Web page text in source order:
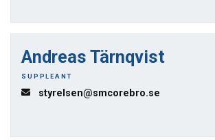
Andreas Tärnqvist
SUPPLEANT
styrelsen@smcorebro.se